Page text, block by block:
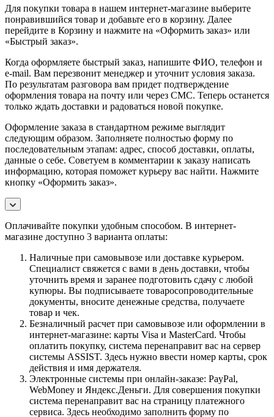
Для покупки товара в нашем интернет-магазине выберите
понравившийся товар и добавьте его в корзину. Далее
перейдите в Корзину и нажмите на «Оформить заказ» или
«Быстрый заказ».
Когда оформляете быстрый заказ, напишите ФИО, телефон и
e-mail. Вам перезвонит менеджер и уточнит условия заказа.
По результатам разговора вам придет подтверждение
оформления товара на почту или через СМС. Теперь останется
только ждать доставки и радоваться новой покупке.
Оформление заказа в стандартном режиме выглядит
следующим образом. Заполняете полностью форму по
последовательным этапам: адрес, способ доставки, оплаты,
данные о себе. Советуем в комментарии к заказу написать
информацию, которая поможет курьеру вас найти. Нажмите
кнопку «Оформить заказ».
Оплачивайте покупки удобным способом. В интернет-
магазине доступно 3 варианта оплаты:
Наличные при самовывозе или доставке курьером.
Специалист свяжется с вами в день доставки, чтобы
уточнить время и заранее подготовить сдачу с любой
купюры. Вы подписываете товаросопроводительные
документы, вносите денежные средства, получаете
товар и чек.
Безналичный расчет при самовывозе или оформлении в
интернет-магазине: карты Visa и MasterCard. Чтобы
оплатить покупку, система перенаправит вас на сервер
системы ASSIST. Здесь нужно ввести номер карты, срок
действия и имя держателя.
Электронные системы при онлайн-заказе: PayPal,
WebMoney и Яндекс.Деньги. Для совершения покупки
система перенаправит вас на страницу платежного
сервиса. Здесь необходимо заполнить форму по